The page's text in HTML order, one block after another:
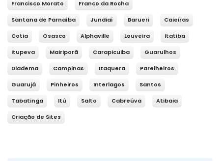
Francisco Morato Franco da Rocha
Santana de Parnaíba Jundiaí Barueri Caieiras
Cotia Osasco Alphaville Louveira Itatiba
Itupeva Mairiporã Carapicuiba Guarulhos
Diadema Campinas Itaquera Parelheiros
Guarujá Pinheiros Interlagos Santos
Tabatinga Itú Salto Cabreúva Atibaia
Criação de Sites